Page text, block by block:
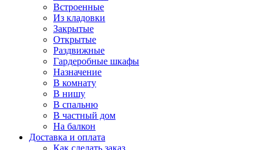
Встроенные
Из кладовки
Закрытые
Открытые
Раздвижные
Гардеробные шкафы
Назначение
В комнату
В нишу
В спальню
В частный дом
На балкон
Доставка и оплата
Как сделать заказ